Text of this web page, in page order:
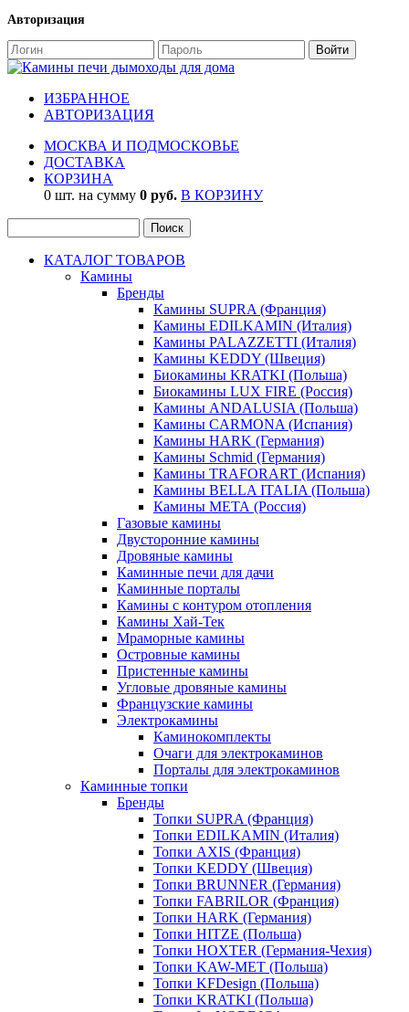
Авторизация
ИЗБРАННОЕ
АВТОРИЗАЦИЯ
МОСКВА И ПОДМОСКОВЬЕ
ДОСТАВКА
КОРЗИНА
0 шт. на сумму 0 руб. В КОРЗИНУ
КАТАЛОГ ТОВАРОВ
Камины
Бренды
Камины SUPRA (Франция)
Камины EDILKAMIN (Италия)
Камины PALAZZETTI (Италия)
Камины KEDDY (Швеция)
Биокамины KRATKI (Польша)
Биокамины LUX FIRE (Россия)
Камины ANDALUSIA (Польша)
Камины CARMONA (Испания)
Камины HARK (Германия)
Камины Schmid (Германия)
Камины TRAFORART (Испания)
Камины BELLA ITALIA (Польша)
Камины МЕТА (Россия)
Газовые камины
Двусторонние камины
Дровяные камины
Каминные печи для дачи
Каминные порталы
Камины с контуром отопления
Камины Хай-Тек
Мраморные камины
Островные камины
Пристенные камины
Угловые дровяные камины
Французские камины
Электрокамины
Каминокомплекты
Очаги для электрокаминов
Порталы для электрокаминов
Каминные топки
Бренды
Топки SUPRA (Франция)
Топки EDILKAMIN (Италия)
Топки AXIS (Франция)
Топки KEDDY (Швеция)
Топки BRUNNER (Германия)
Топки FABRILOR (Франция)
Топки HARK (Германия)
Топки HITZE (Польша)
Топки HOXTER (Германия-Чехия)
Топки KAW-MET (Польша)
Топки KFDesign (Польша)
Топки KRATKI (Польша)